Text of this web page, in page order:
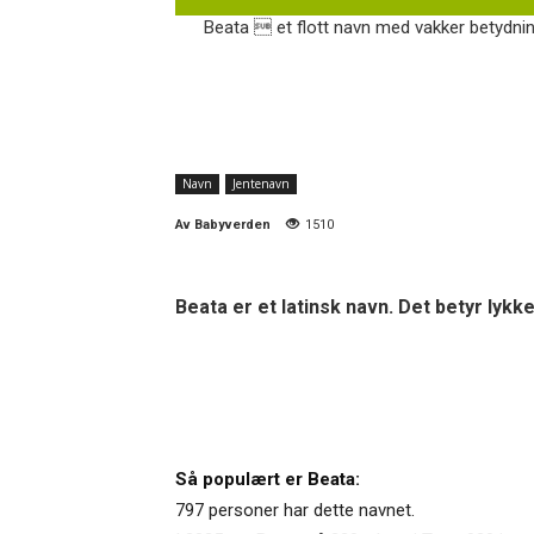
Beata  et flott navn med vakker
Navn Jentenavn
Av Babyverden 1510
Beata er et latinsk navn. Det betyr
Så populært er Beata:
797 personer har dette navnet.